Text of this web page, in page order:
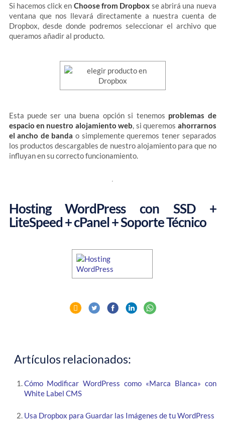
Si hacemos click en Choose from Dropbox se abrirá una nueva
ventana que nos llevará directamente a nuestra cuenta de
Dropbox, desde donde podremos seleccionar el archivo que
queramos añadir al producto.
Esta puede ser una buena opción si tenemos problemas de
espacio en nuestro alojamiento web , si queremos ahorrarnos
el ancho de banda o simplemente queremos tener separados
los productos descargables de nuestro alojamiento para que no
influyan en su correcto funcionamiento.
Hosting WordPress con SSD +
LiteSpeed + cPanel + Soporte Técnico
Artículos relacionados:
Cómo Modificar WordPress como «Marca Blanca» con
White Label CMS
Usa Dropbox para Guardar las Imágenes de tu WordPress